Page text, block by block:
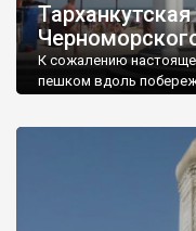
К сожалению
пешком вдоль